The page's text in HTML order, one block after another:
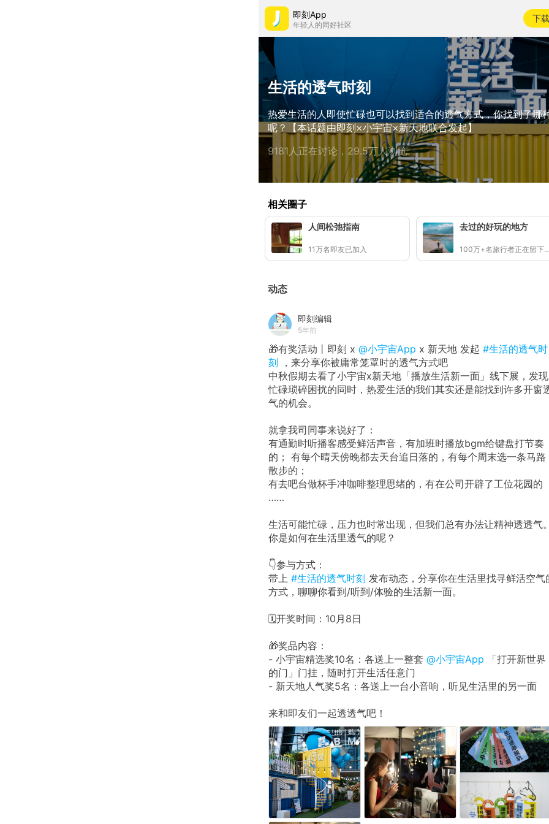
即刻App
年轻人的同好社区
下载
生活的透气时刻
热爱生活的人即使忙碌也可以找到适合的透气方式，你找到了哪
呢？【本话题由即刻×小宇宙×新天地联合发起】
9181人正在讨论，29.5万人浏览
相关圈子
人间松弛指南
11万名即友已加入
去过的好玩的地方
100万+名旅行
动态
即刻编辑
5年前
🎁有奖活动丨即刻 x @小宇宙App x 新天地 发起 #生活的透气时
刻
，来分享你被庸常笼罩时的透气方式吧
中秋假期去看了小宇宙x新天地「播放生活新一面」线下展，发现
忙碌琐碎困扰的同时，热爱生活的我们其实还是能找到许多开窗
气的机会。
就拿我司同事来说好了：
有通勤时听播客感受鲜活声音，有加班时播放bgm给键盘打节奏
的； 有每个晴天傍晚都去天台追日落的，有每个周末选一条马路
散步的；
有去吧台做杯手冲咖啡整理思绪的，有在公司开辟了工位花园的
……
生活可能忙碌，压力也时常出现，但我们总有办法让精神透透气
你是如何在生活里透气的呢？
👇参与方式：
带上 #生活的透气时刻 发布动态，分享你在生活里找寻鲜活空气
方式，聊聊你看到/听到/体验的生活新一面。
🗓开奖时间：10月8日
🎁奖品内容：
- 小宇宙精选奖10名：各送上一整套 @小宇宙App
「打开新世界
的门」门挂，随时打开生活任意门
- 新天地人气奖5名：各送上一台小音响，听见生活里的另一面
来和即友们一起透透气吧！